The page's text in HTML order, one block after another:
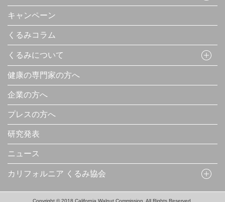
キャンペーン
くるみコラム
くるみについて
健康の専門家の方へ
企業の方へ
プレスの方へ
研究発表
ニュース
カリフォルニア くるみ協会
Copyright © 2018 California Walnut Commission. All Rights Reserved.